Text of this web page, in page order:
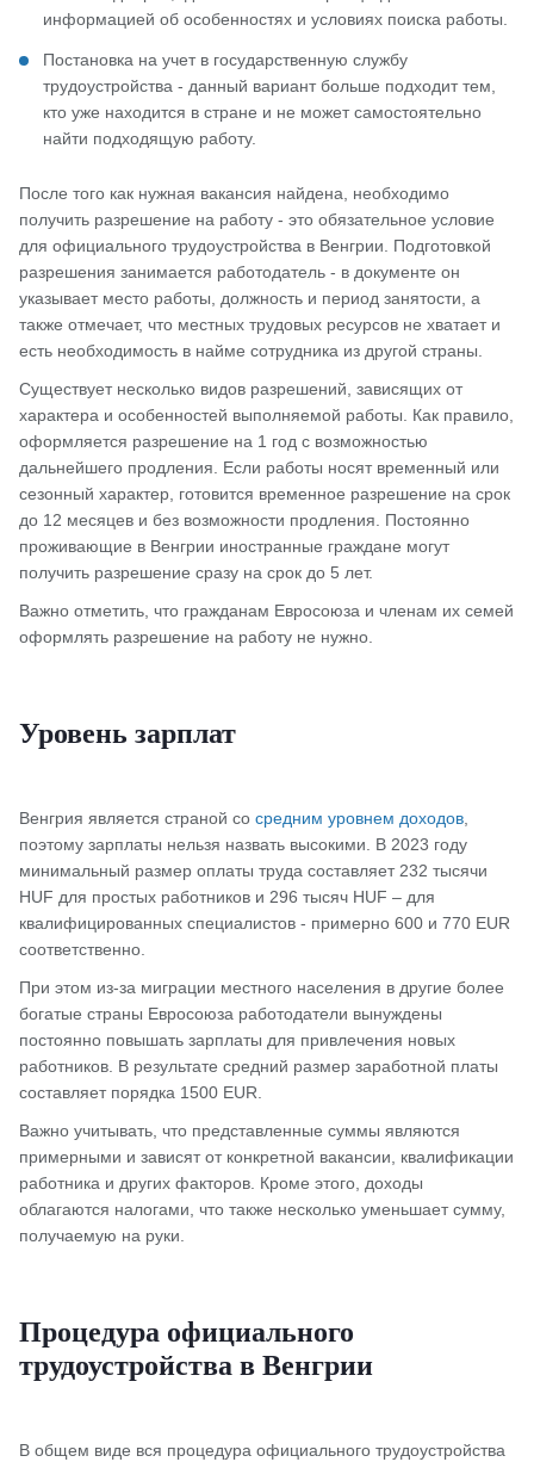
информацией об особенностях и условиях поиска работы.
Постановка на учет в государственную службу
трудоустройства - данный вариант больше подходит тем,
кто уже находится в стране и не может самостоятельно
найти подходящую работу.
После того как нужная вакансия найдена, необходимо
получить разрешение на работу - это обязательное условие
для официального трудоустройства в Венгрии. Подготовкой
разрешения занимается работодатель - в документе он
указывает место работы, должность и период занятости, а
также отмечает, что местных трудовых ресурсов не хватает и
есть необходимость в найме сотрудника из другой страны.
Существует несколько видов разрешений, зависящих от
характера и особенностей выполняемой работы. Как правило,
оформляется разрешение на 1 год с возможностью
дальнейшего продления. Если работы носят временный или
сезонный характер, готовится временное разрешение на срок
до 12 месяцев и без возможности продления. Постоянно
проживающие в Венгрии иностранные граждане могут
получить разрешение сразу на срок до 5 лет.
Важно отметить, что гражданам Евросоюза и членам их семей
оформлять разрешение на работу не нужно.
Уровень зарплат
Венгрия является страной со средним уровнем доходов,
поэтому зарплаты нельзя назвать высокими. В 2023 году
минимальный размер оплаты труда составляет 232 тысячи
HUF для простых работников и 296 тысяч HUF – для
квалифицированных специалистов - примерно 600 и 770 EUR
соответственно.
При этом из-за миграции местного населения в другие более
богатые страны Евросоюза работодатели вынуждены
постоянно повышать зарплаты для привлечения новых
работников. В результате средний размер заработной платы
составляет порядка 1500 EUR.
Важно учитывать, что представленные суммы являются
примерными и зависят от конкретной вакансии, квалификации
работника и других факторов. Кроме этого, доходы
облагаются налогами, что также несколько уменьшает сумму,
получаемую на руки.
Процедура официального
трудоустройства в Венгрии
В общем виде вся процедура официального трудоустройства